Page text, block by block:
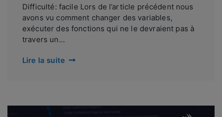
Difficulté: facile Lors de l’article précédent nous
avons vu comment changer des variables,
exécuter des fonctions qui ne le devraient pas à
travers un...
Lire la suite